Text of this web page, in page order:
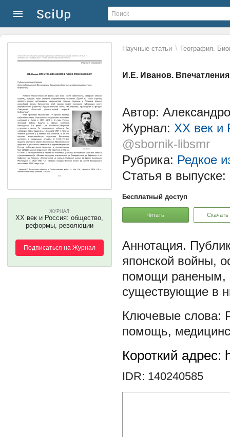
Научные статьи \ География.
И.Е. Иванов.
ЖУРНАЛ
ХХ век и Россия: общество,
реформы, революции
Подписаться на Журнал
Автор:
Журнал: ХХ век и
@sbornik-libsmr
Рубрика: Редкое
Статья в выпуске:
Бесплатный доступ
Читать Скачать
японской войны,
помощи раненым,
существующие в
помощь,
Короткий адрес:
IDR: 140240585